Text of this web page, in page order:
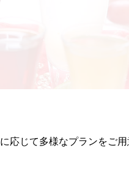
じて多様なプランをご